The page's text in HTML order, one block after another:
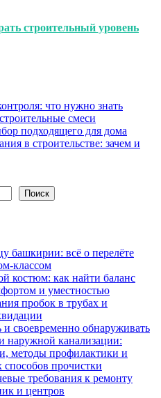
строительный уровень
что нужно знать
смеси
подходящего для дома
в строительстве: зачем и
Поиск
башкирии: всё о перелёте
классом
костюм: как найти баланс
и уместностью
пробок в трубах и
и своевременно обнаруживать
наружной канализации:
методы профилактики и
прочистки
требования к ремонту
и центров